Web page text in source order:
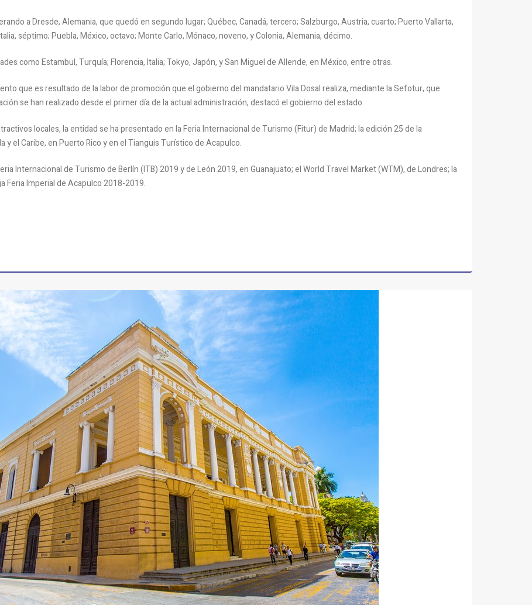
a Dresde, Alemania, que quedó en segundo lugar; Québec, Canadá, tercero; Salzburgo, Austria, cuarto; Puerto Vallarta,
séptimo; Puebla, México, octavo; Monte Carlo, Mónaco, noveno, y Colonia, Alemania, décimo.
como Estambul, Turquía; Florencia, Italia; Tokyo, Japón, y San Miguel de Allende, en México, entre otras.
que es resultado de la labor de promoción que el gobierno del mandatario Vila Dosal realiza, mediante la Sefotur, que
se han realizado desde el primer día de la actual administración, destacó el gobierno del estado.
locales, la entidad se ha presentado en la Feria Internacional de Turismo (Fitur) de Madrid; la edición 25 de la
el Caribe, en Puerto Rico y en el Tianguis Turístico de Acapulco.
Internacional de Turismo de Berlín (ITB) 2019 y de León 2019, en Guanajuato; el World Travel Market (WTM), de Londres; la
Feria Imperial de Acapulco 2018-2019.